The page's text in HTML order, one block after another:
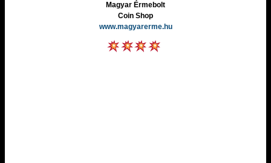
Magyar Érmebolt
Coin Shop
www.magyarerme.hu